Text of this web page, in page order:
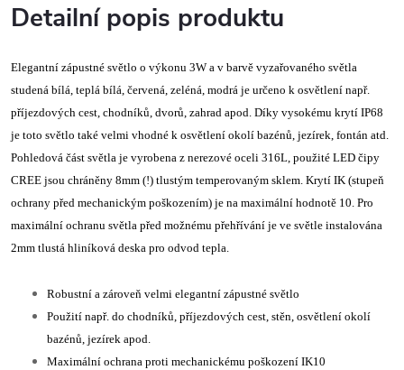
Detailní popis produktu
Elegantní zápustné světlo o výkonu 3W a v barvě vyzařovaného světla
studená bílá, teplá bílá, červená, zeléná, modrá je určeno k osvětlení např.
příjezdových cest, chodníků, dvorů, zahrad apod. Díky vysokému krytí IP68
je toto světlo také velmi vhodné k osvětlení okolí bazénů, jezírek, fontán atd.
Pohledová část světla je vyrobena z nerezové oceli 316L, použité LED čipy
CREE jsou chráněny 8mm (!) tlustým temperovaným sklem. Krytí IK (stupeň
ochrany před mechanickým poškozením) je na maximální hodnotě 10. Pro
maximální ochranu světla před možnému přehřívání je ve světle instalována
2mm tlustá hliníková deska pro odvod tepla.
Robustní a zároveň velmi elegantní zápustné světlo
Použití např. do chodníků, příjezdových cest, stěn, osvětlení okolí
bazénů, jezírek apod.
Maximální ochrana proti mechanickému poškození IK10